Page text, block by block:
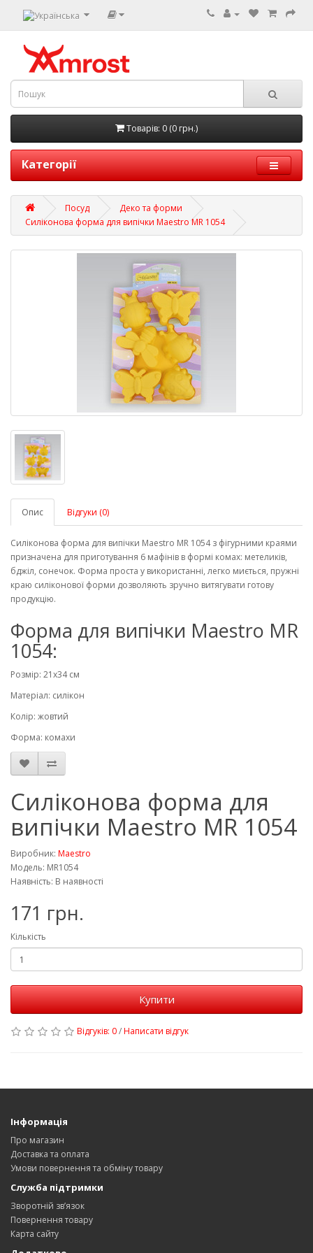
Товарів: 0 (0 грн.)
Категорії
Посуд
Деко та форми
Силіконова форма для випічки Maestro MR 1054
Опис Відгуки (0)
Силіконова форма для випічки Maestro MR 1054 з фігурними краями
призначена для приготування 6 мафінів в формі комах: метеликів,
бджіл, сонечок. Форма проста у використанні, легко миється, пружні
краю силіконової форми дозволяють зручно витягувати готову
продукцію.
Форма для випічки Maestro MR
1054:
Розмір: 21х34 см
Матеріал: силікон
Колір: жовтий
Форма: комахи
Силіконова форма для
випічки Maestro MR 1054
Виробник: Maestro
Модель: MR1054
Наявність: В наявності
171 грн.
Кількість
Купити
Відгуків: 0/Написати відгук
Інформація
Про магазин
Доставка та оплата
Умови повернення та обміну товару
Служба підтримки
Зворотній зв’язок
Повернення товару
Карта сайту